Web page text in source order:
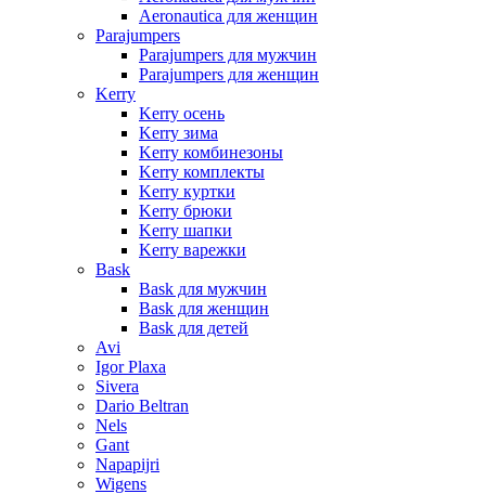
Aeronautica для женщин
Parajumpers
Parajumpers для мужчин
Parajumpers для женщин
Kerry
Kerry осень
Kerry зима
Kerry комбинезоны
Kerry комплекты
Kerry куртки
Kerry брюки
Kerry шапки
Kerry варежки
Bask
Bask для мужчин
Bask для женщин
Bask для детей
Avi
Igor Plaxa
Sivera
Dario Beltran
Nels
Gant
Napapijri
Wigens